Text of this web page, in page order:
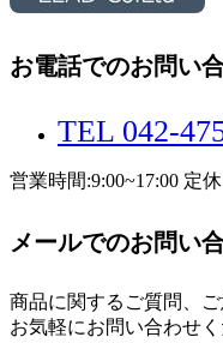
お電話でのお問い
TEL 042-
営業時間:9:00~17:00 定
メールでのお問い
商品に関するご質問、ご
お気軽にお問い合わせく